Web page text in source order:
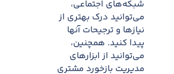
شبکه‌های اجتماعی،
می‌توانید درک بهتری از
نیازها و ترجیحات آنها
پیدا کنید. همچنین،
می‌توانید از ابزارهای
مدیریت بازخورد مشتری